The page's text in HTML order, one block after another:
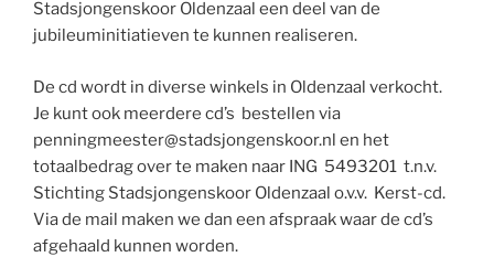
Stadsjongenskoor Oldenzaal een deel van de
jubileuminitiatieven te kunnen realiseren.
De cd wordt in diverse winkels in Oldenzaal verkocht.
Je kunt ook meerdere cd’s bestellen via
penningmeester@stadsjongenskoor.nl en het
totaalbedrag over te maken naar ING 5493201 t.n.v.
Stichting Stadsjongenskoor Oldenzaal o.v.v. Kerst-cd.
Via de mail maken we dan een afspraak waar de cd’s
afgehaald kunnen worden.